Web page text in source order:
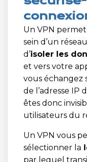
Un VPN
sein d’un
d’isoler les
et vers votre
vous échangez
de l’adresse IP
êtes donc
utilisateurs du
Un VPN vous
sélectionner la
par lequel